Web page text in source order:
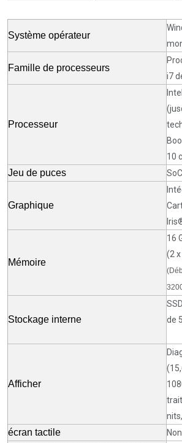
Système opérateur
Famille de processeurs
i7
Processeur
10
Jeu de puces
Graphique
Mémoire
16
(2 x
Stockage interne
de
Afficher
écran tactile Non